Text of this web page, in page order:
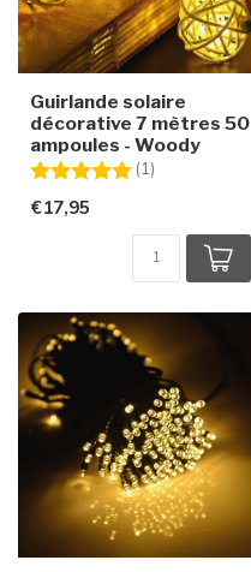
Guirlande solaire
décorative 7 mètres 50
ampoules - Woody
Note:
(1)
€17,95